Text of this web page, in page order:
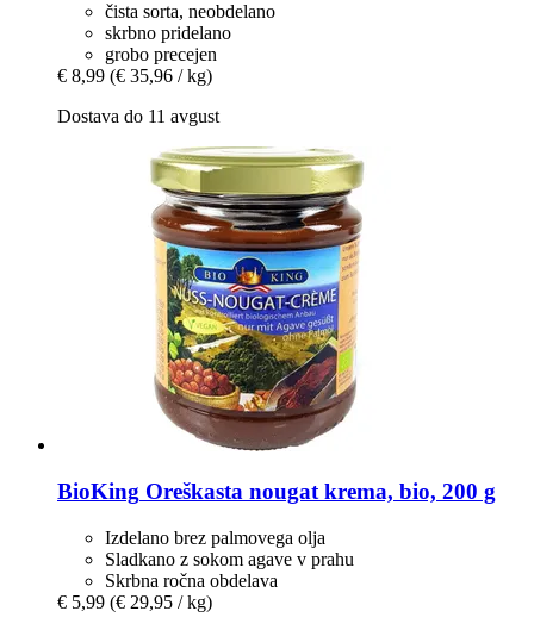
čista sorta, neobdelano
skrbno pridelano
grobo precejen
€ 8,99 (€ 35,96 / kg)
Dostava do 11 avgust
BioKing Oreškasta nougat krema, bio, 200 g
Izdelano brez palmovega olja
Sladkano z sokom agave v prahu
Skrbna ročna obdelava
€ 5,99 (€ 29,95 / kg)